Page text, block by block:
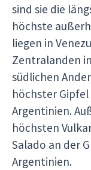
sind sie die
höchste
liegen in
Zentralanden
südlichen
höchster Gipfel
Argentinien.
höchsten
Salado an der
Argentinien.